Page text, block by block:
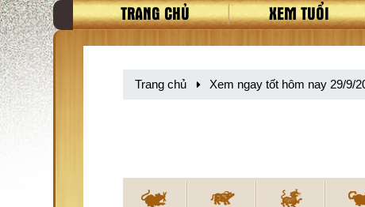
TRANG CHỦ XEM TUỔI
Trang chủ Xem ngay tốt hôm nay 29/9/